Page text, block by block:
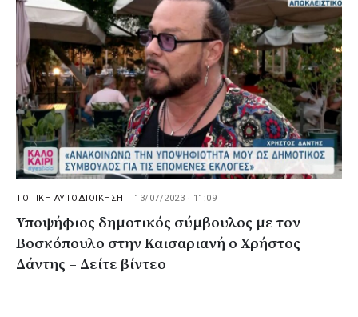
ΤΟΠΙΚΗ ΑΥΤΟΔΙΟΙΚΗΣΗ | 13/07/2023 · 11:09
Υποψήφιος δημοτικός σύμβουλος με τον
Βοσκόπουλο στην Καισαριανή ο Χρήστος
Δάντης – Δείτε βίντεο